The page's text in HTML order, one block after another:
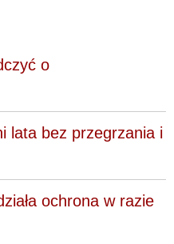
o
lata bez przegrzania i
ochrona w razie